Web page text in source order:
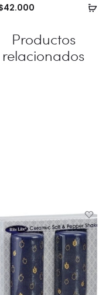
42.000
Productos
relacionados